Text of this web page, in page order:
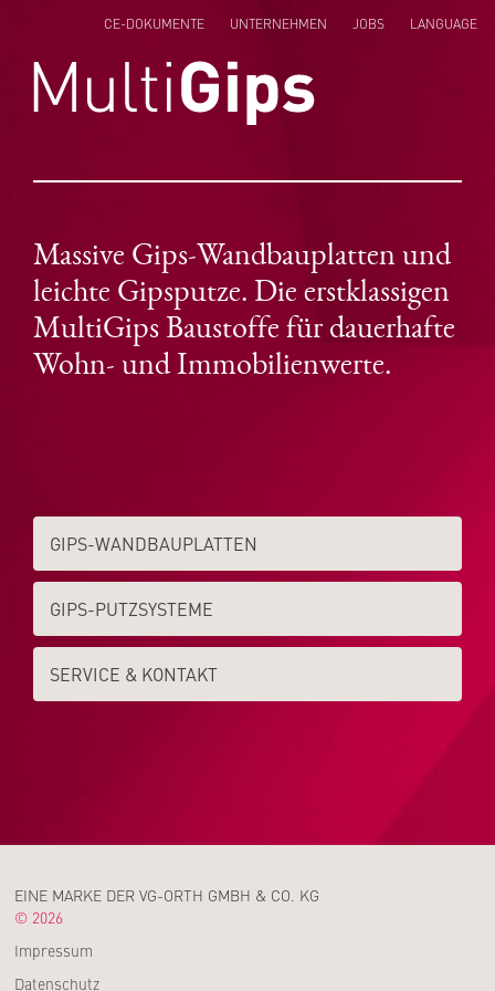
CE-DOKUMENTE UNTERNEHMEN JOBS
LANGUAGE
Massive Gips-Wandbauplatten und
leichte Gipsputze. Die erstklassigen
MultiGips Baustoffe für dauerhafte
Wohn- und Immobilienwerte.
GIPS-WAND­­BAUPLATTEN
GIPS-PUTZSYSTEME
SERVICE & KONTAKT
EINE MARKE DER VG-ORTH GMBH & CO. KG
© 2026
Impressum
Datenschutz